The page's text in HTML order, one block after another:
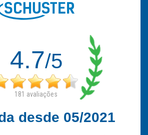
4.7/5
181 avaliações
desde 05/2021